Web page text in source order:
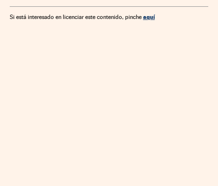
Si está interesado en licenciar este contenido, pinche aquí